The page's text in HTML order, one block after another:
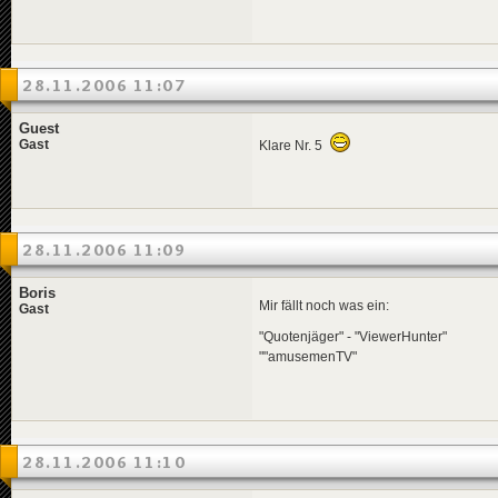
28.11.2006 11:07
Guest
Gast Klare Nr. 5
28.11.2006 11:09
Boris
Gast Mir fällt noch was ein:
"Quotenjäger" - "ViewerHunter"
""amusemenTV"
28.11.2006 11:10